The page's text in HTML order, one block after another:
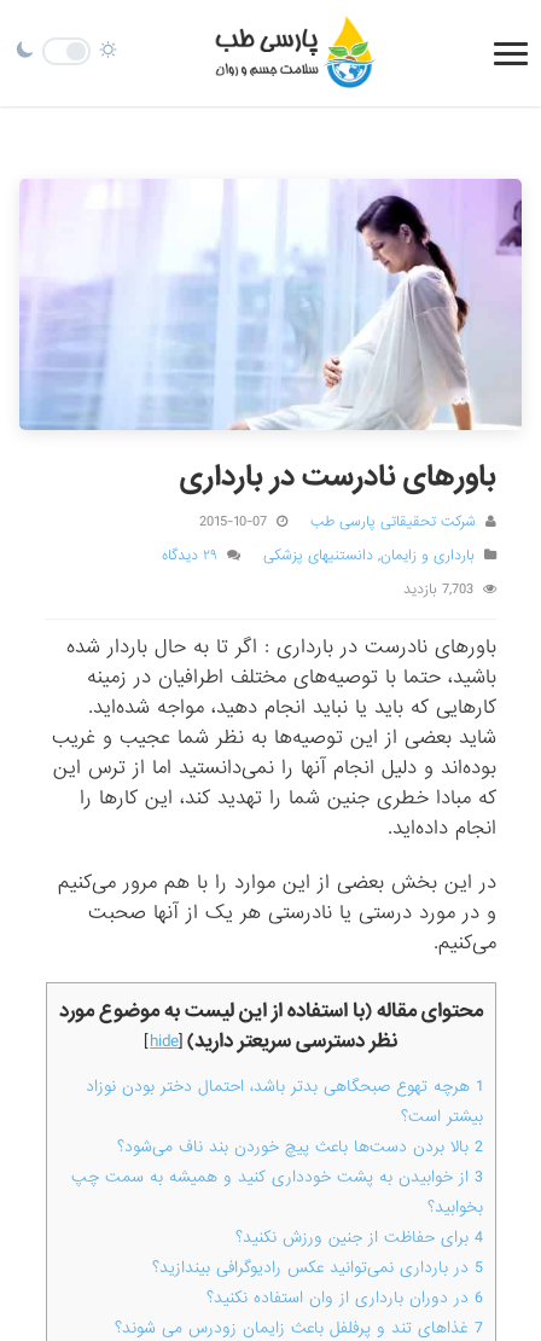
باورهای نادرست در بارداری
شرکت تحقیقاتی پارسی طب
2015-10-07
بارداری و زایمان,دانستنیهای پزشکی
۲۹ دیدگاه
7,703 بازدید
باورهای نادرست در بارداری : اگر تا به حال باردار شده
باشید، حتما با توصیه‌های مختلف اطرافیان در زمینه
کارهایی که باید یا نباید انجام دهید، مواجه شده‌اید.
شاید بعضی از این توصیه‌ها به نظر شما عجیب و غریب
بوده‌اند و دلیل انجام آنها را نمی‌دانستید اما از ترس این
که مبادا خطری جنین شما را تهدید کند، این کارها را
انجام داده‌اید.
در این بخش بعضی از این موارد را با هم مرور می‌کنیم
و در مورد درستی یا نادرستی هر یک از آنها صحبت
می‌کنیم.
محتوای مقاله (با استفاده از این لیست به موضوع مورد
نظر دسترسی سریعتر دارید)[
hide
]
1 هرچه تهوع صبحگاهی بدتر باشد، احتمال دختر بودن نوزاد
بیشتر است؟
2 بالا بردن دست‌ها باعث پیچ خوردن بند‌‌ ناف می‌شود؟
3 از خوابیدن به پشت خودداری کنید و همیشه به سمت چپ
بخوابید؟
4 برای حفاظت از جنین ورزش نکنید؟
5 در بارداری نمی‌توانید عکس رادیوگرافی بیندازید؟
6 در دوران بارداری از وان استفاده نکنید؟
7 غذاهای تند و پرفلفل باعث زایمان زودرس می شوند؟